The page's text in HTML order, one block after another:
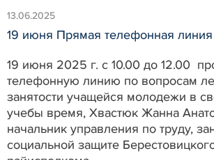
13.06.2025
19 июня Прямая телефонная линия
19 июня 2025 г. с 10.00 до 12.00
телефонную линию по вопросам
занятости учащейся молодежи в
учебы время, Хвастюк Жанна
начальник управления по труду,
социальной защите